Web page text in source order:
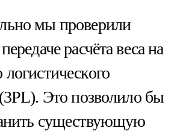
мы проверили
расчёта веса на
логистического
Это позволило бы
существующую